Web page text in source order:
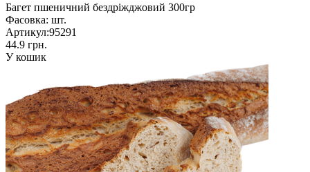
Багет пшеничний бездріжджовий 300гр
Фасовка: шт.
Артикул:95291
44.9 грн.
У кошик